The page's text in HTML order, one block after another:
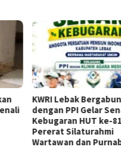
KWRI Lebak
dengan PPI Gelar
Kebugaran HUT ke-
Pererat Silaturahmi
Wartawan dan